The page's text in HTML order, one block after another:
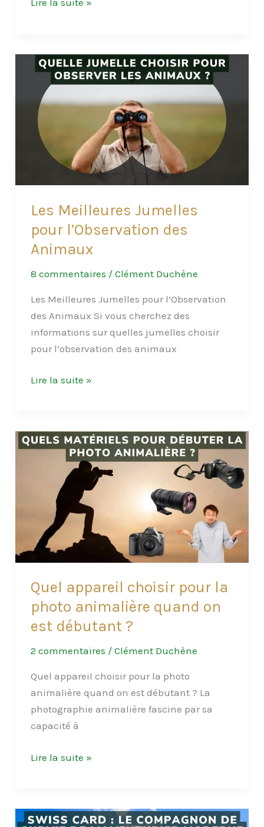
Bois
Camping/Bushcraft
Lequel
Choisir
en
2024
Lire la suite »
Les Meilleures Jumelles
pour l’Observation des
Animaux
8 commentaires / Clément Duchène
Les Meilleures Jumelles pour l’Observation
des Animaux Si vous cherchez des
informations sur quelles jumelles choisir
pour l’observation des animaux
Les
pour
l’Observation
Animaux
Lire la suite »
Quel appareil choisir pour la
photo animalière quand on
est débutant ?
2 commentaires / Clément Duchène
Quel appareil choisir pour la photo
animalière quand on est débutant ? La
photographie animalière fascine par sa
capacité à
Quel
pour
la
Lire la suite »